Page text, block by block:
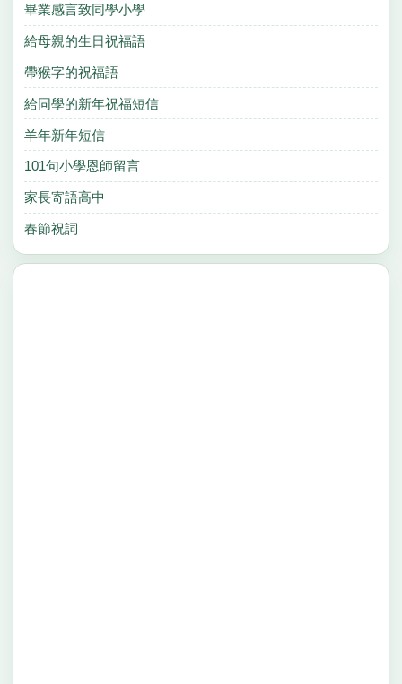
畢業感言致同學小學
給母親的生日祝福語
帶猴字的祝福語
給同學的新年祝福短信
羊年新年短信
101句小學恩師留言
家長寄語高中
春節祝詞